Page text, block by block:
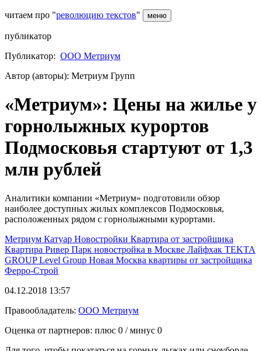
читаем про "революцию текстов" меню
публикатор
Публикатор: ООО Метриум
Автор (авторы): Метриум Групп
«Метриум»: Цены на жилье у
горнолыжных курортов
Подмосковья стартуют от 1,3
млн рублей
Аналитики компании «Метриум» подготовили обзор
наиболее доступных жилых комплексов Подмосковья,
расположенных рядом с горнолыжными курортами.
Метриум Катуар Новостройки Квартира от застройщика
Квартира Ривер Парк новостройка в Москве Лайфхак TEKTA
GROUPLevel Group Новая Москва квартиры от застройщика
Ферро-Строй
04.12.2018 13:57
Правообладатель: ООО Метриум
Оценка от партнеров: плюс 0 / минус 0